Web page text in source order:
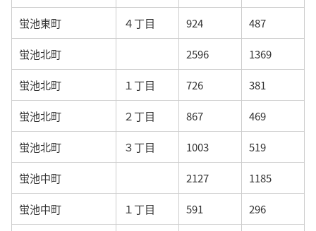
蛍池東町 ４丁目 924 487
蛍池北町 2596 1369
蛍池北町 １丁目 726 381
蛍池北町 ２丁目 867 469
蛍池北町 ３丁目 1003 519
蛍池中町 2127 1185
蛍池中町 １丁目 591 296